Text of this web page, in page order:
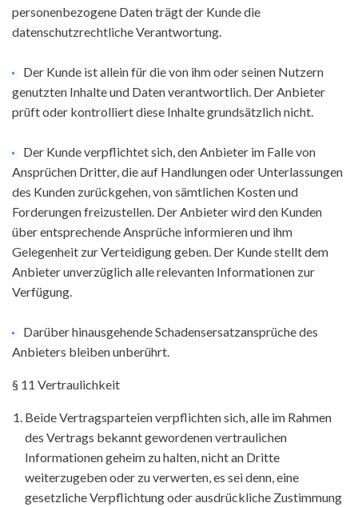
personenbezogene Daten trägt der Kunde die
datenschutzrechtliche Verantwortung.
Der Kunde ist allein für die von ihm oder seinen Nutzern
genutzten Inhalte und Daten verantwortlich. Der Anbieter
prüft oder kontrolliert diese Inhalte grundsätzlich nicht.
Der Kunde verpflichtet sich, den Anbieter im Falle von
Ansprüchen Dritter, die auf Handlungen oder Unterlassungen
des Kunden zurückgehen, von sämtlichen Kosten und
Forderungen freizustellen. Der Anbieter wird den Kunden
über entsprechende Ansprüche informieren und ihm
Gelegenheit zur Verteidigung geben. Der Kunde stellt dem
Anbieter unverzüglich alle relevanten Informationen zur
Verfügung.
Darüber hinausgehende Schadensersatzansprüche des
Anbieters bleiben unberührt.
§ 11 Vertraulichkeit
Beide Vertragsparteien verpflichten sich, alle im Rahmen
des Vertrags bekannt gewordenen vertraulichen
Informationen geheim zu halten, nicht an Dritte
weiterzugeben oder zu verwerten, es sei denn, eine
gesetzliche Verpflichtung oder ausdrückliche Zustimmung